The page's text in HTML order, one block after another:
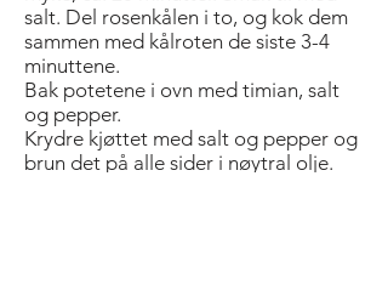
salt. Del rosenkålen i to, og kok dem
sammen med kålroten de siste 3-4
minuttene.
Bak potetene i ovn med timian, salt
og pepper.
Krydre kjøttet med salt og pepper og
brun det på alle sider i nøytral olje.